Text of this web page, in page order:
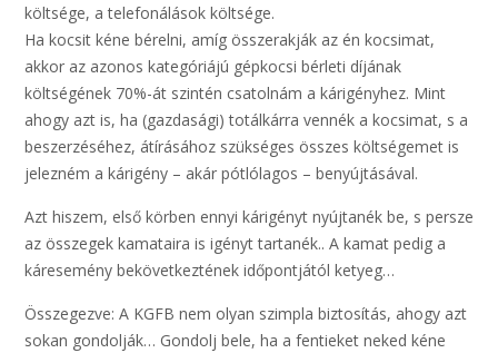
költsége, a telefonálások költsége.
Ha kocsit kéne bérelni, amíg összerakják az én kocsimat,
akkor az azonos kategóriájú gépkocsi bérleti díjának
költségének 70%-át szintén csatolnám a kárigényhez. Mint
ahogy azt is, ha (gazdasági) totálkárra vennék a kocsimat, s a
beszerzéséhez, átírásához szükséges összes költségemet is
jelezném a kárigény – akár pótlólagos – benyújtásával.
Azt hiszem, első körben ennyi kárigényt nyújtanék be, s persze
az összegek kamataira is igényt tartanék.. A kamat pedig a
káresemény bekövetkeztének időpontjától ketyeg…
Összegezve: A KGFB nem olyan szimpla biztosítás, ahogy azt
sokan gondolják… Gondolj bele, ha a fentieket neked kéne